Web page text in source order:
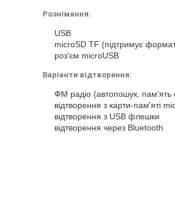
Рознімання:
USB
microSD TF (підтримує
роз'єм microUSB
Варіанти відтворення:
ФМ радіо (автопошук, пам'ять
відтворення з карти-пам'яті
відтворення з USB флешки
відтворення через Bluetooth